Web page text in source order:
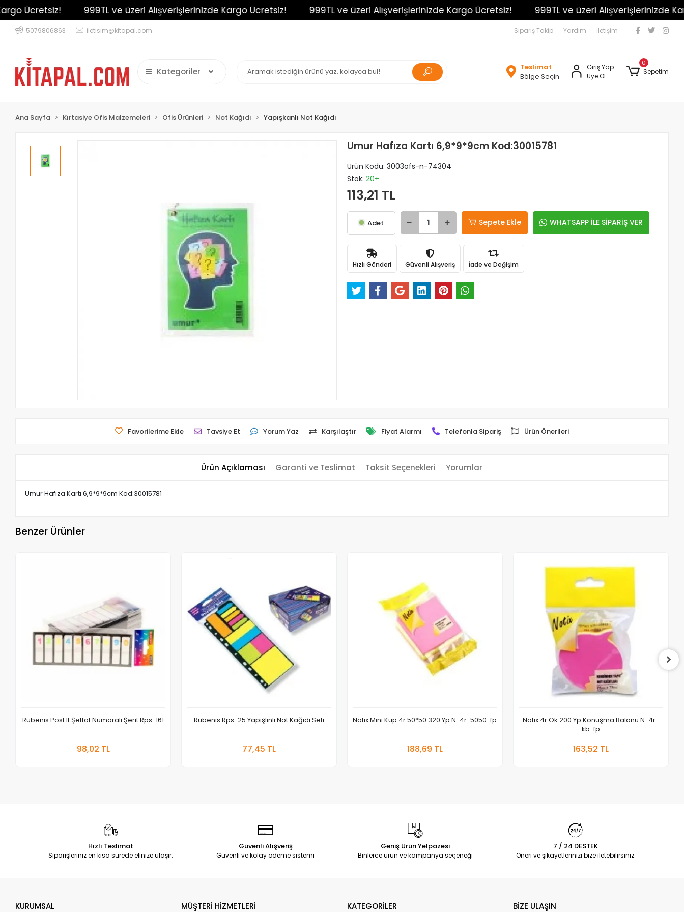
Ücretsiz! 999TL ve üzeri Alışverişlerinizde Kargo Ücretsiz! 999TL ve üzeri Alışverişlerinizde Kargo Ücretsiz! 999TL ve üzeri Alışverişlerinizde
5079806863 iletisim@kitapal.com Sipariş Takip Yardım İletişim
Kategoriler
Teslimat
Bölge Seçin
Giriş Yap
Üye Ol
0
Sepetim
Ana Sayfa Kırtasiye Ofis Malzemeleri Ofis Ürünleri Not Kağıdı Yapışkanlı Not Kağıdı
Umur Hafıza Kartı 6,9*9*9cm Kod:30015781
Ürün Kodu: 3003ofs-n-74304
Stok: 20+
113,21 TL
Adet Sepete Ekle WHATSAPP İLE SİPARİŞ VER
Hızlı Gönderi Güvenli Alışveriş İade ve Değişim
Favorilerime Ekle Tavsiye Et Yorum Yaz Karşılaştır Fiyat Alarmı Telefonla Sipariş Ürün Önerileri
Ürün Açıklaması Garanti ve Teslimat Taksit Seçenekleri Yorumlar
Umur Hafıza Kartı 6,9*9*9cm Kod:30015781
Benzer Ürünler
Rubenis Post It Şeffaf Numaralı Şerit Rps-161
98,02 TL
Rubenis Rps-25 Yapışlınlı Not Kağıdı Seti
77,45 TL
Notix Mını Küp 4r 50*50 320 Yp N-4r-5050-fp
188,69 TL
Notix 4r Ok 200 Yp Konuşma Balonu N-4r-
kb-fp
163,52 TL
Hızlı Teslimat
Siparişleriniz en kısa sürede elinize ulaşır.
Güvenli Alışveriş
Güvenli ve kolay ödeme sistemi
Geniş Ürün Yelpazesi
Binlerce ürün ve kampanya seçeneği
7 / 24 DESTEK
Öneri ve şikayetlerinizi bize iletebilirsiniz.
KURUMSAL MÜŞTERİ HİZMETLERİ KATEGORİLER BİZE ULAŞIN